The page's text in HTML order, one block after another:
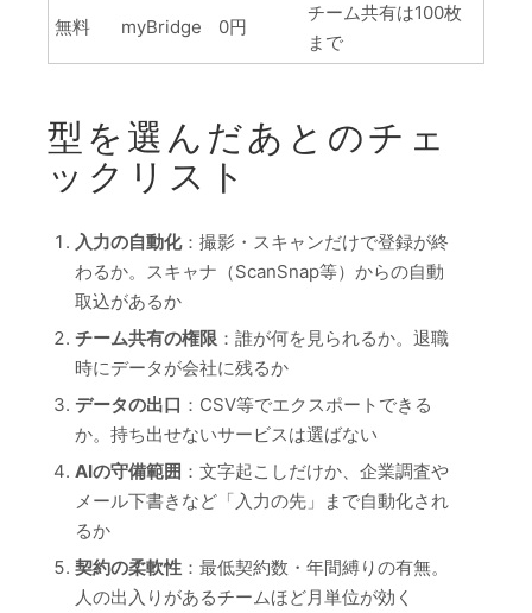
無料 myBridge 0円
チーム共有は100枚
まで
型を選んだあとのチェ
ックリスト
入力の自動化：撮影・スキャンだけで登録が終
わるか。スキャナ（ScanSnap等）からの自動
取込があるか
チーム共有の権限 ：誰が何を見られるか。退職
時にデータが会社に残るか
データの出口 ：CSV等でエクスポートできる
か。持ち出せないサービスは選ばない
AIの守備範囲 ：文字起こしだけか、企業調査や
メール下書きなど「入力の先」まで自動化され
るか
契約の柔軟性：最低契約数・年間縛りの有無。
人の出入りがあるチームほど月単位が効く